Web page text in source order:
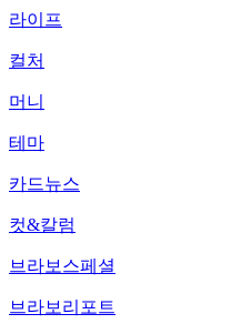
라이프
컬처
머니
테마
카드뉴스
컷&칼럼
브라보스페셜
브라보리포트